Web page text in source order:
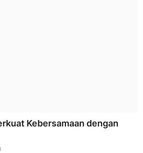
Kebersamaan dengan